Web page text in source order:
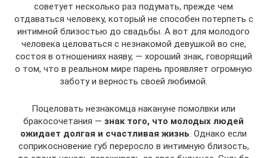
советует несколько раз подумать, прежде чем
отдаваться человеку, который не способен потерпеть с
интимной близостью до свадьбы. А вот для молодого
человека целоваться с незнакомой девушкой во сне,
состоя в отношениях наяву, — хороший знак, говорящий
о том, что в реальном мире парень проявляет огромную
заботу и верность своей любимой.
Поцеловать незнакомца накануне помолвки или
бракосочетания — знак того, что молодых людей
ожидает долгая и счастливая жизнь . Однако если
соприкосновение губ переросло в интимную близость,